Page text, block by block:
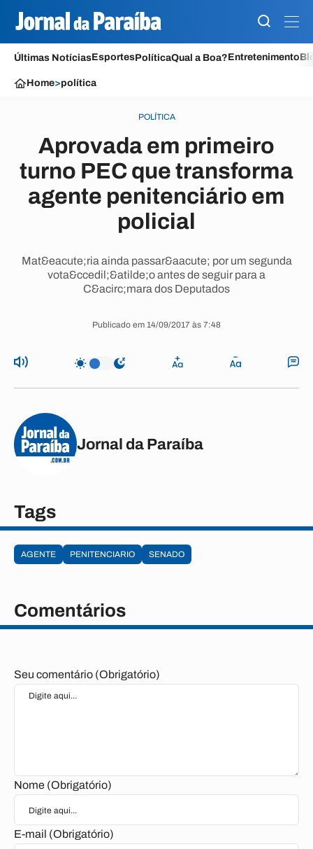
Últimas NotíciasEsportesPolíticaQual a Boa?Entretenimento
Home>política
POLÍTICA
Aprovada em primeiro
turno PEC que transforma
agente penitenciário em
policial
Mat&eacute;ria ainda passar&aacute; por um segunda
vota&ccedil;&atilde;o antes de seguir para a
C&acirc;mara dos Deputados
Publicado em 14/09/2017 às 7:48
Jornal da Paraíba
Tags
AGENTE PENITENCIARIO SENADO
Comentários
Seu comentário (Obrigatório)
Nome (Obrigatório)
E-mail (Obrigatório)